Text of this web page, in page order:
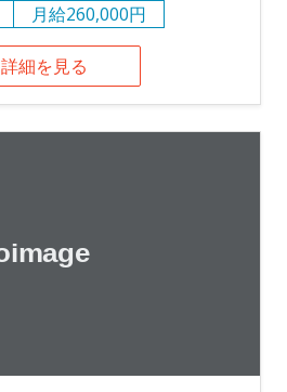
月給260,000円
詳細を見る